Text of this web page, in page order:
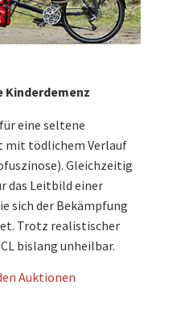
Kinderdemenz
eine seltene
mit tödlichem Verlauf
Gleichzeitig
das Leitbild einer
sich der Bekämpfung
Trotz realistischer
bislang unheilbar.
Auktionen